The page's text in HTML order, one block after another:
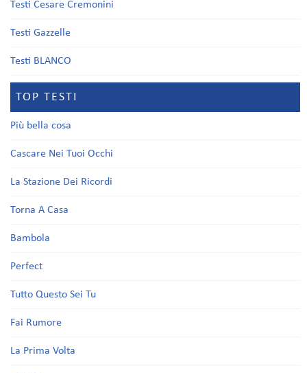
Testi Cesare Cremonini
Testi Gazzelle
Testi BLANCO
TOP TESTI
Più bella cosa
Cascare Nei Tuoi Occhi
La Stazione Dei Ricordi
Torna A Casa
Bambola
Perfect
Tutto Questo Sei Tu
Fai Rumore
La Prima Volta